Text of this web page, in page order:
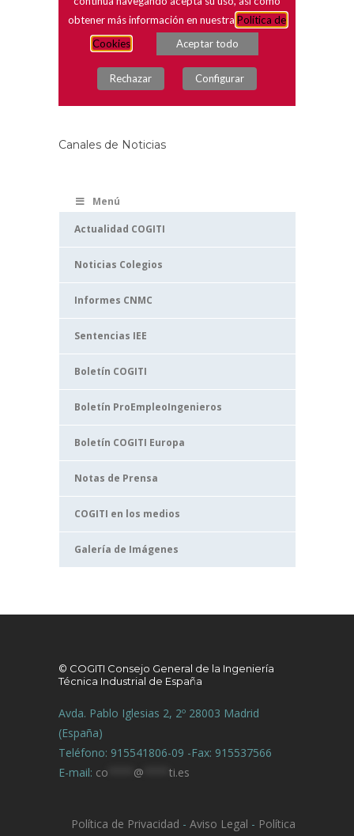
Canales de Noticias
Menú
Actualidad COGITI
Noticias Colegios
Informes CNMC
Sentencias IEE
Boletín COGITI
Boletín ProEmpleoIngenieros
Boletín COGITI Europa
Notas de Prensa
COGITI en los medios
Galería de Imágenes
© COGITI Consejo General de la Ingeniería
Técnica Industrial de España
Avda. Pablo Iglesias 2, 2º 28003 Madrid
(España)
Teléfono: 915541806-09 -Fax: 915537566
E-mail: co @ ti.es
Política de Privacidad - Aviso Legal - Política